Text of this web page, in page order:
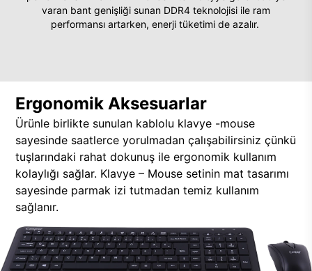
varan bant genişliği sunan DDR4 teknolojisi ile ram
performansı artarken, enerji tüketimi de azalır.
Ergonomik Aksesuarlar
Ürünle birlikte sunulan kablolu klavye -mouse
sayesinde saatlerce yorulmadan çalışabilirsiniz çünkü
tuşlarındaki rahat dokunuş ile ergonomik kullanım
kolaylığı sağlar. Klavye – Mouse setinin mat tasarımı
sayesinde parmak izi tutmadan temiz kullanım
sağlanır.